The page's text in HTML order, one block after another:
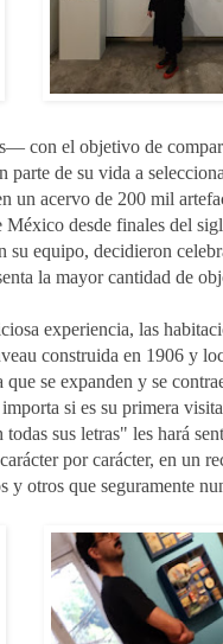
con el objetivo de
de su vida a
un acervo de 200 mil
México desde finales del
equipo, decidieron
la mayor cantidad de
experiencia, las
construida en 1906 y
se expanden y se
si es su primera
sus letras" les hará
por carácter, en un
y otros que seguramente